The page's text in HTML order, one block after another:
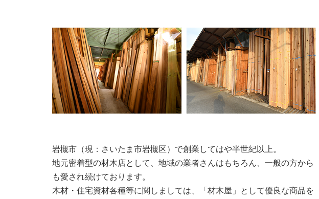
岩槻市（現：さいたま市岩槻区）で創業してはや半世紀以上。
地元密着型の材木店として、地域の業者さんはもちろん、一般の方から
も愛され続けております。
木材・住宅資材各種等に関しましては、「材木屋」として優良な商品を